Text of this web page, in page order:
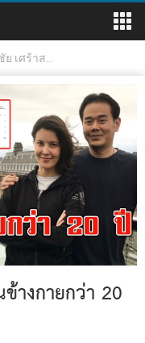
เศร้าส...
างกายกว่า 20